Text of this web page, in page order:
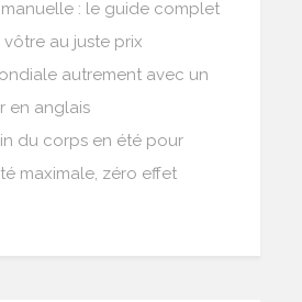
: le guide complet
au juste prix
autrement avec un
en anglais
du corps en été pour
maximale, zéro effet